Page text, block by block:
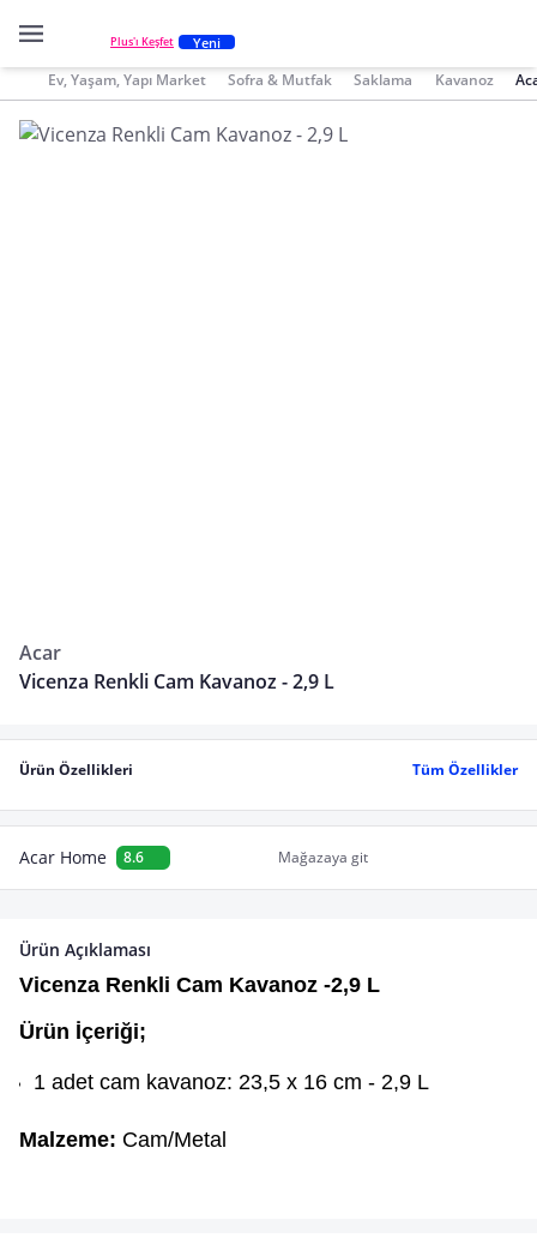
Plus'ı Keşfet Yeni
Ev, Yaşam, Yapı Market Sofra & Mutfak Saklama Kavanoz
Acar
Vicenza Renkli Cam Kavanoz - 2,9 L
Ürün Özellikleri Tüm Özellikler
Acar Home 8.6 Mağazaya git
Ürün Açıklaması
Vicenza Renkli Cam Kavanoz -2,9 L
Ürün İçeriği;
1 adet cam kavanoz: 23,5 x 16 cm - 2,9 L
Malzeme: Cam/Metal